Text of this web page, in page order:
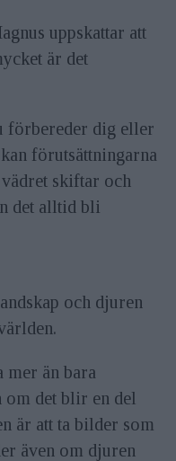
uppskattar att
är det
förbereder dig eller
förutsättningarna
skiftar och
det alltid bli
och djuren
än bara
det blir en del
är att ta bilder som
även om djuren